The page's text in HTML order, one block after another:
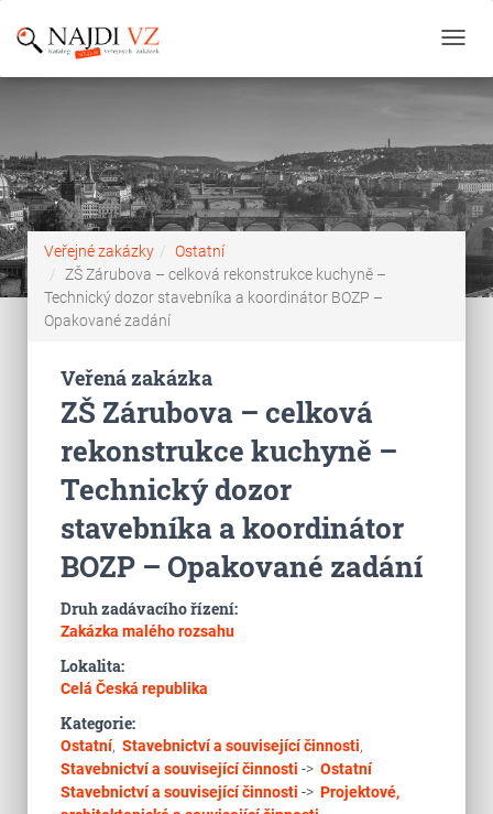
Veřejné zakázky
Ostatní
ZŠ Zárubova – celková rekonstrukce kuchyně –
Technický dozor stavebníka a koordinátor BOZP –
Opakované zadání
Veřená zakázka
ZŠ Zárubova – celková
rekonstrukce kuchyně –
Technický dozor
stavebníka a koordinátor
BOZP – Opakované zadání
Druh zadávacího řízení:
Zakázka malého rozsahu
Lokalita:
Celá Česká republika
Kategorie:
Ostatní, Stavebnictví a související činnosti,
Stavebnictví a související činnosti -> Ostatní
Stavebnictví a související činnosti -> Projektové,